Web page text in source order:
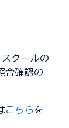
クールの
合確認の
こちらを